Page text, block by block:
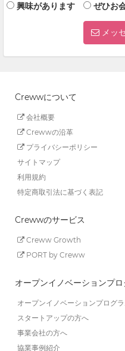
興味があります ぜひお
メッ
Crewwについて
会社概要
Crewwの沿革
プライバシーポリシー
サイトマップ
利用規約
特定商取引法に基づく表記
Crewwのサービス
Creww Growth
PORT by Creww
オープンイノベーションプ
オープンイノベーションプログ
スタートアップの方へ
事業会社の方へ
協業事例紹介